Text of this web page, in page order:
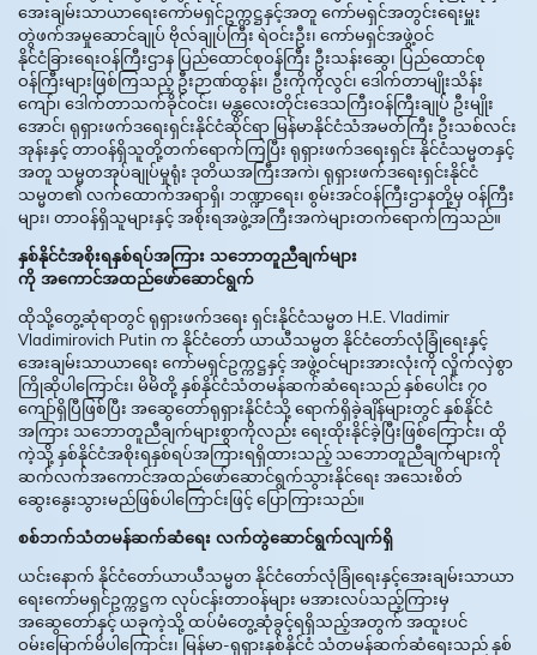
အေးချမ်းသာယာရေးကော်မရှင်ဥက္ကဋ္ဌနှင့်အတူ ကော်မရှင်အတွင်းရေးမှူး
တွဲဖက်အမှုဆောင်ချုပ် ဗိုလ်ချုပ်ကြီး ရဲဝင်းဦး၊ ကော်မရှင်အဖွဲ့ဝင်
နိုင်ငံခြား‌ရေးဝန်ကြီးဌာန ပြည်ထောင်စုဝန်ကြီး ဦးသန်းဆွေ၊ ပြည်ထောင်စု
ဝန်ကြီးများဖြစ်ကြသည့် ဦးဉာဏ်ထွန်း၊ ဦးကိုကိုလွင်၊ ဒေါက်တာမျိုးသိန်း
ကျော်၊ ဒေါက်တာသက်ခိုင်ဝင်း၊ မန္တလေးတိုင်းဒေသကြီးဝန်ကြီးချုပ် ဦးမျိုး
အောင်၊ ရုရှားဖက်ဒရေးရှင်းနိုင်ငံဆိုင်ရာ မြန်မာနိုင်ငံသံအမတ်ကြီး ဦးသစ်လင်း
အုန်းနှင့် တာဝန်ရှိသူတို့တက်ရောက်ကြပြီး ရုရှားဖက်ဒရေးရှင်း နိုင်ငံသမ္မတနှင့်
အတူ သမ္မတအုပ်ချုပ်မှုရုံး ဒုတိယအကြီးအကဲ၊ ရုရှားဖက်ဒရေးရှင်းနိုင်ငံ
သမ္မတ၏ လက်ထောက်အရာရှိ၊ ဘဏ္ဍာရေး၊ စွမ်းအင်ဝန်ကြီးဌာနတို့မှ ဝန်ကြီး
များ၊ တာဝန်ရှိသူများနှင့် အစိုးရအဖွဲ့အကြီးအကဲများတက်ရောက်ကြသည်။
နှစ်နိုင်ငံအစိုးရနှစ်ရပ်အကြား သဘောတူညီချက်များ
ကို အကောင်အထည်ဖော်ဆောင်ရွက်
ထိုသို့တွေ့ဆုံရာတွင် ရုရှားဖက်ဒရေး ရှင်းနိုင်ငံသမ္မတ H.E. Vladimir
Vladimirovich Putin က နိုင်ငံတော် ယာယီသမ္မတ နိုင်ငံတော်လုံခြုံရေးနှင့်
အေးချမ်းသာယာရေး ကော်မရှင်ဥက္ကဋ္ဌနှင့် အဖွဲ့ဝင်များအားလုံးကို လှိုက်လှဲစွာ
ကြိုဆိုပါကြောင်း၊ မိမိတို့ နှစ်နိုင်ငံသံတမန်ဆက်ဆံရေးသည် နှစ်ပေါင်း ၇၀
ကျော်ရှိပြီဖြစ်ပြီး အဆွေတော်ရုရှားနိုင်ငံသို့ ရောက်ရှိခဲ့ချိန်များတွင် နှစ်နိုင်ငံ
အကြား သဘောတူညီချက်များစွာကိုလည်း ရေးထိုးနိုင်ခဲ့ပြီးဖြစ်ကြောင်း၊ ထို
ကဲ့သို့ နှစ်နိုင်ငံအစိုးရနှစ်ရပ်အကြားရရှိထားသည့် သဘောတူညီချက်များကို
ဆက်လက်အကောင်အထည်ဖော်ဆောင်ရွက်သွားနိုင်ရေး အသေးစိတ်
ဆွေးနွေးသွားမည်ဖြစ်ပါကြောင်းဖြင့် ပြောကြားသည်။
စစ်ဘက်သံတမန်ဆက်ဆံရေး လက်တွဲဆောင်ရွက်လျက်ရှိ
ယင်းနောက် နိုင်ငံတော်ယာယီသမ္မတ နိုင်ငံတော်လုံခြုံရေးနှင့်အေးချမ်းသာယာ
ရေးကော်မရှင်ဥက္ကဋ္ဌက လုပ်ငန်းတာဝန်များ မအားလပ်သည့်ကြားမှ
အဆွေတော်နှင့် ယခုကဲ့သို့ ထပ်မံတွေ့ဆုံခွင့်ရရှိသည့်အတွက် အထူးပင်
ဝမ်းမြောက်မိပါကြောင်း၊ မြန်မာ-ရုရှားနှစ်နိုင်ငံ သံတမန်ဆက်ဆံရေးသည် နှစ်